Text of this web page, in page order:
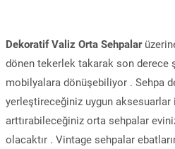
Dekoratif Valiz Orta Sehpalar
dönen tekerlek takarak son derece
mobilyalara dönüşebiliyor . Sehpa
yerleştireceğiniz uygun
arttırabileceğiniz orta sehpalar
olacaktır . Vintage sehpalar